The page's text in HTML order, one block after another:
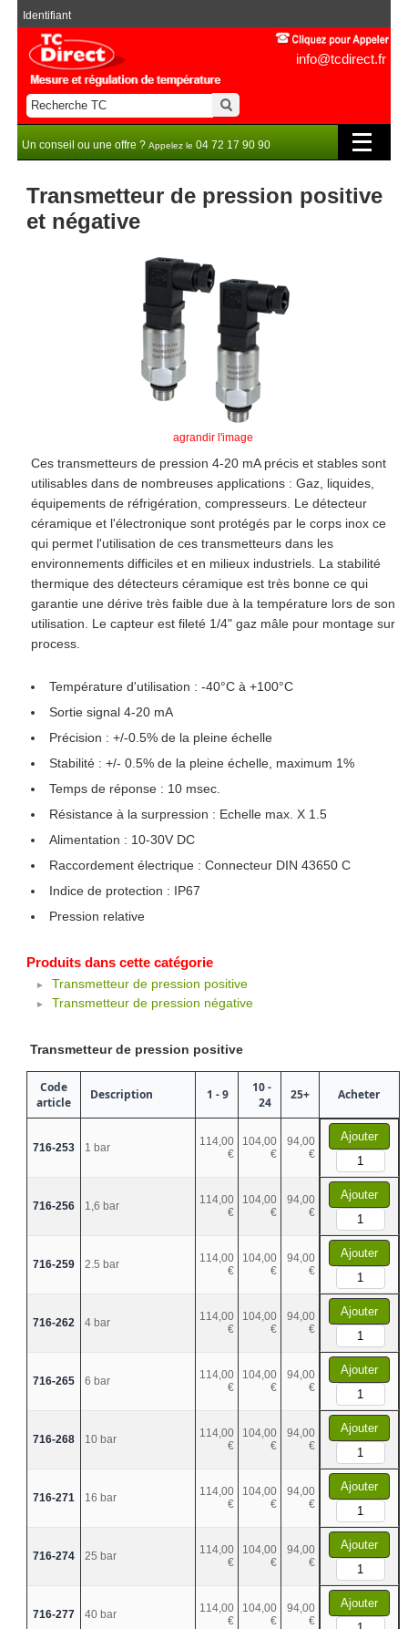
info@tcdirect.fr
Identifiant
Un conseil ou une offre ? Appelez le 04 72 17 90 90
Transmetteur de pression positive
et négative
agrandir l'image
Ces transmetteurs de pression 4-20 mA précis et stables sont
utilisables dans de nombreuses applications : Gaz, liquides,
équipements de réfrigération, compresseurs. Le détecteur
céramique et l'électronique sont protégés par le corps inox ce
qui permet l'utilisation de ces transmetteurs dans les
environnements difficiles et en milieux industriels. La stabilité
thermique des détecteurs céramique est très bonne ce qui
garantie une dérive très faible due à la température lors de son
utilisation. Le capteur est fileté 1/4" gaz mâle pour montage sur
process.
Température d'utilisation : -40°C à +100°C
Sortie signal 4-20 mA
Précision : +/-0.5% de la pleine échelle
Stabilité : +/- 0.5% de la pleine échelle, maximum 1%
Temps de réponse : 10 msec.
Résistance à la surpression : Echelle max. X 1.5
Alimentation : 10-30V DC
Raccordement électrique : Connecteur DIN 43650 C
Indice de protection : IP67
Pression relative
Produits dans cette catégorie
Transmetteur de pression positive
Transmetteur de pression négative
Transmetteur de pression positive
Code
article
Description 1 - 9
10 -
24
25+ Acheter
716-253 1 bar
114,00
€
104,00
€
94,00
€
Ajouter
716-256 1,6 bar
114,00
€
104,00
€
94,00
€
Ajouter
716-259 2.5 bar
114,00
€
104,00
€
94,00
€
Ajouter
716-262 4 bar
114,00
€
104,00
€
94,00
€
Ajouter
716-265 6 bar
114,00
€
104,00
€
94,00
€
Ajouter
716-268 10 bar
114,00
€
104,00
€
94,00
€
Ajouter
716-271 16 bar
114,00
€
104,00
€
94,00
€
Ajouter
716-274 25 bar
114,00
€
104,00
€
94,00
€
Ajouter
716-277 40 bar
114,00
€
104,00
€
94,00
€
Ajouter